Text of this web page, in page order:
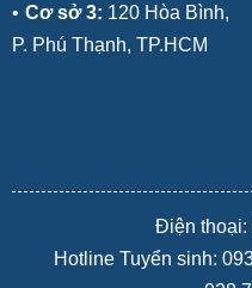
• Cơ sở 3: 120 Hòa Bình,
P. Phú Thạnh, TP.HCM
Điện thoại:
Hotline Tuyển sinh: